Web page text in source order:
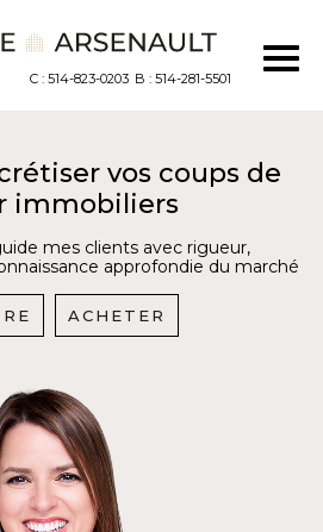
C : 514-823-0203 B : 514-281-5501
vos coups de
immobiliers
mes clients avec rigueur,
approfondie du marché
ACHETER